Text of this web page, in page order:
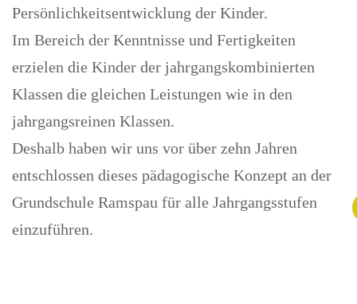
Persönlichkeitsentwicklung der Kinder.
Im Bereich der Kenntnisse und Fertigkeiten
erzielen die Kinder der jahrgangskombinierten
Klassen die gleichen Leistungen wie in den
jahrgangsreinen Klassen.
Deshalb haben wir uns vor über zehn Jahren
entschlossen dieses pädagogische Konzept an der
Grundschule Ramspau für alle Jahrgangsstufen
einzuführen.